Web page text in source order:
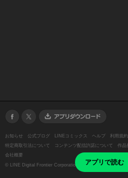
アプリで読む
お知らせ 公式ブログ LINEコミックス ヘルプ 利用規約
特定商取引法について
コンテンツ配信許諾について 作品
会社概要
© LINE Digital Frontier Corporation